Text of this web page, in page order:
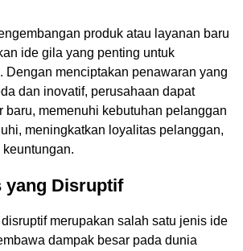
produk atau layanan baru
ide gila yang penting untuk
Dengan menciptakan penawaran yang
dan inovatif, perusahaan dapat
baru, memenuhi kebutuhan pelanggan
meningkatkan loyalitas pelanggan,
yang Disruptif
merupakan salah satu jenis ide
dampak besar pada dunia